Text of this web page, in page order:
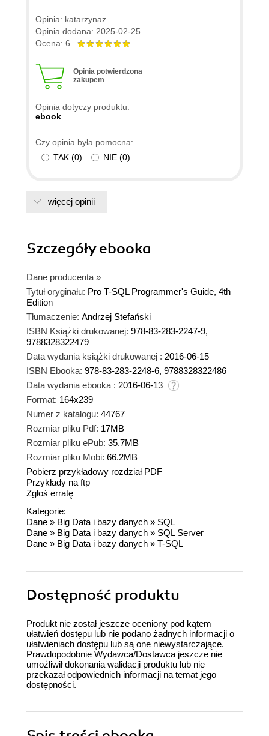
Opinia: katarzynaz
Opinia dodana: 2025-02-25
Ocena: 6
Opinia potwierdzona
zakupem
Opinia dotyczy produktu:
ebook
Czy opinia była pomocna:
TAK (0) NIE (0)
więcej opinii
Szczegółyebooka
Dane producenta »
Tytuł oryginału: Pro T-SQL Programmer's Guide, 4th
Edition
Tłumaczenie: Andrzej Stefański
ISBN Książki drukowanej: 978-83-283-2247-9,
9788328322479
Data wydania książki drukowanej : 2016-06-15
ISBN Ebooka: 978-83-283-2248-6, 9788328322486
Data wydania ebooka : 2016-06-13
Format: 164x239
Numer z katalogu: 44767
Rozmiar pliku Pdf: 17MB
Rozmiar pliku ePub: 35.7MB
Rozmiar pliku Mobi: 66.2MB
Pobierz przykładowy rozdział PDF
Przykłady na ftp
Zgłoś erratę
Kategorie:
Dane » Big Data i bazy danych » SQL
Dane » Big Data i bazy danych » SQL Server
Dane » Big Data i bazy danych » T-SQL
Dostępność produktu
Produkt nie został jeszcze oceniony pod kątem
ułatwień dostępu lub nie podano żadnych informacji o
ułatwieniach dostępu lub są one niewystarczające.
Prawdopodobnie Wydawca/Dostawca jeszcze nie
umożliwił dokonania walidacji produktu lub nie
przekazał odpowiednich informacji na temat jego
dostępności.